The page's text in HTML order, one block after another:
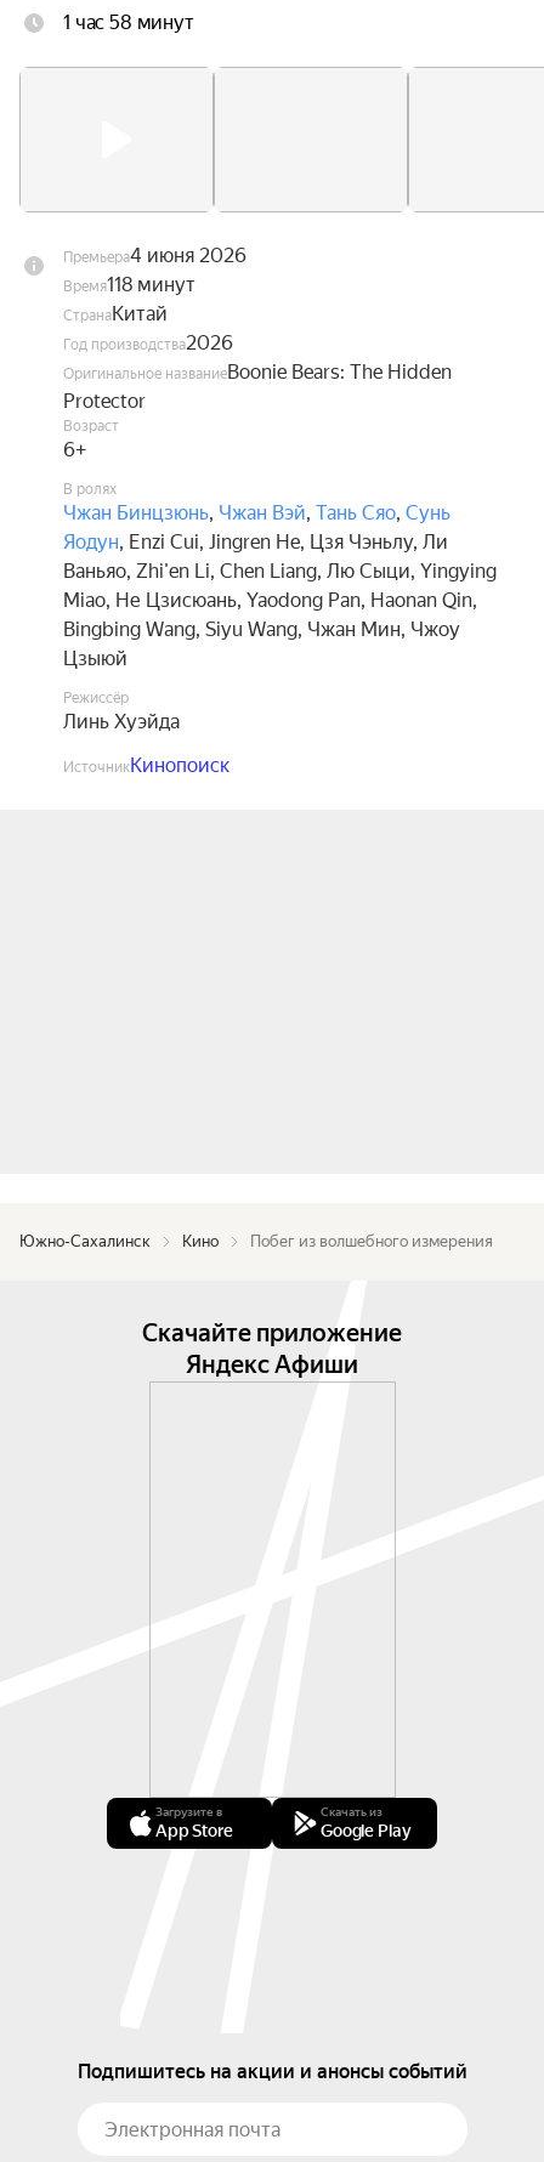
научиться управлять своими способностями и
чтобы суметь вернуться домой.
1 час 58 минут
Премьера4 июня 2026
Время118 минут
СтранаКитай
Год производства2026
Оригинальное названиеBoonie Bears: The Hidden
Protector
Возраст
6+
В ролях
Чжан Бинцзюнь, Чжан Вэй, Тань Сяо, Сунь
Яодун, Enzi Cui, Jingren He, Цзя Чэньлу, Ли
Ваньяо, Zhi'en Li, Chen Liang, Лю Сыци, Yingying
Miao, Не Цзисюань, Yaodong Pan, Haonan Qin,
Bingbing Wang, Siyu Wang, Чжан Мин, Чжоу
Цзыюй
Режиссёр
Линь Хуэйда
ИсточникКинопоиск
Южно-Сахалинск Кино Побег из волшебного измерения
Скачайте приложение
Яндекс Афиши
Загрузите в
App Store
Скачать из
Google Play
Подпишитесь на акции и анонсы событий